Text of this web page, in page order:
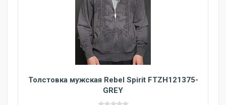
Толстовка мужская Rebel Spirit FTZH121375-
GREY